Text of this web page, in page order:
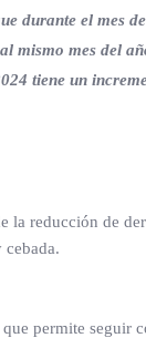
durante el mes
mes del
tiene un
reducción de
permite